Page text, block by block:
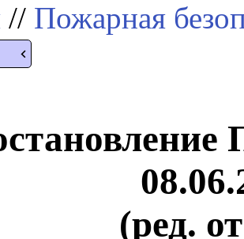
// Пожарная
(ред.